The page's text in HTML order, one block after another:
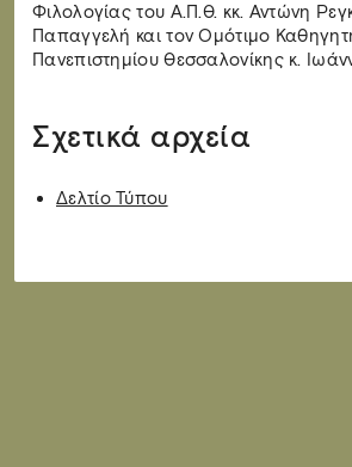
Φιλολογίας του Α.Π.Θ. κκ. Αντώνη
Παπαγγελή και τον Ομότιμο
Πανεπιστημίου Θεσσαλονίκης κ.
Σχετικά αρχεία
Δελτίο Τύπου